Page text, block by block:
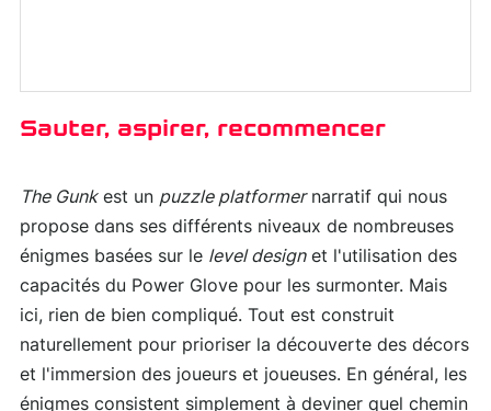
Sauter, aspirer, recommencer
The Gunkest un puzzle platformernarratif qui nous
propose dans ses différents niveaux de nombreuses
énigmes basées sur le level designet l'utilisation des
capacités du Power Glove pour les surmonter. Mais
ici, rien de bien compliqué. Tout est construit
naturellement pour prioriser la découverte des décors
et l'immersion des joueurs et joueuses. En général, les
énigmes consistent simplement à deviner quel chemin